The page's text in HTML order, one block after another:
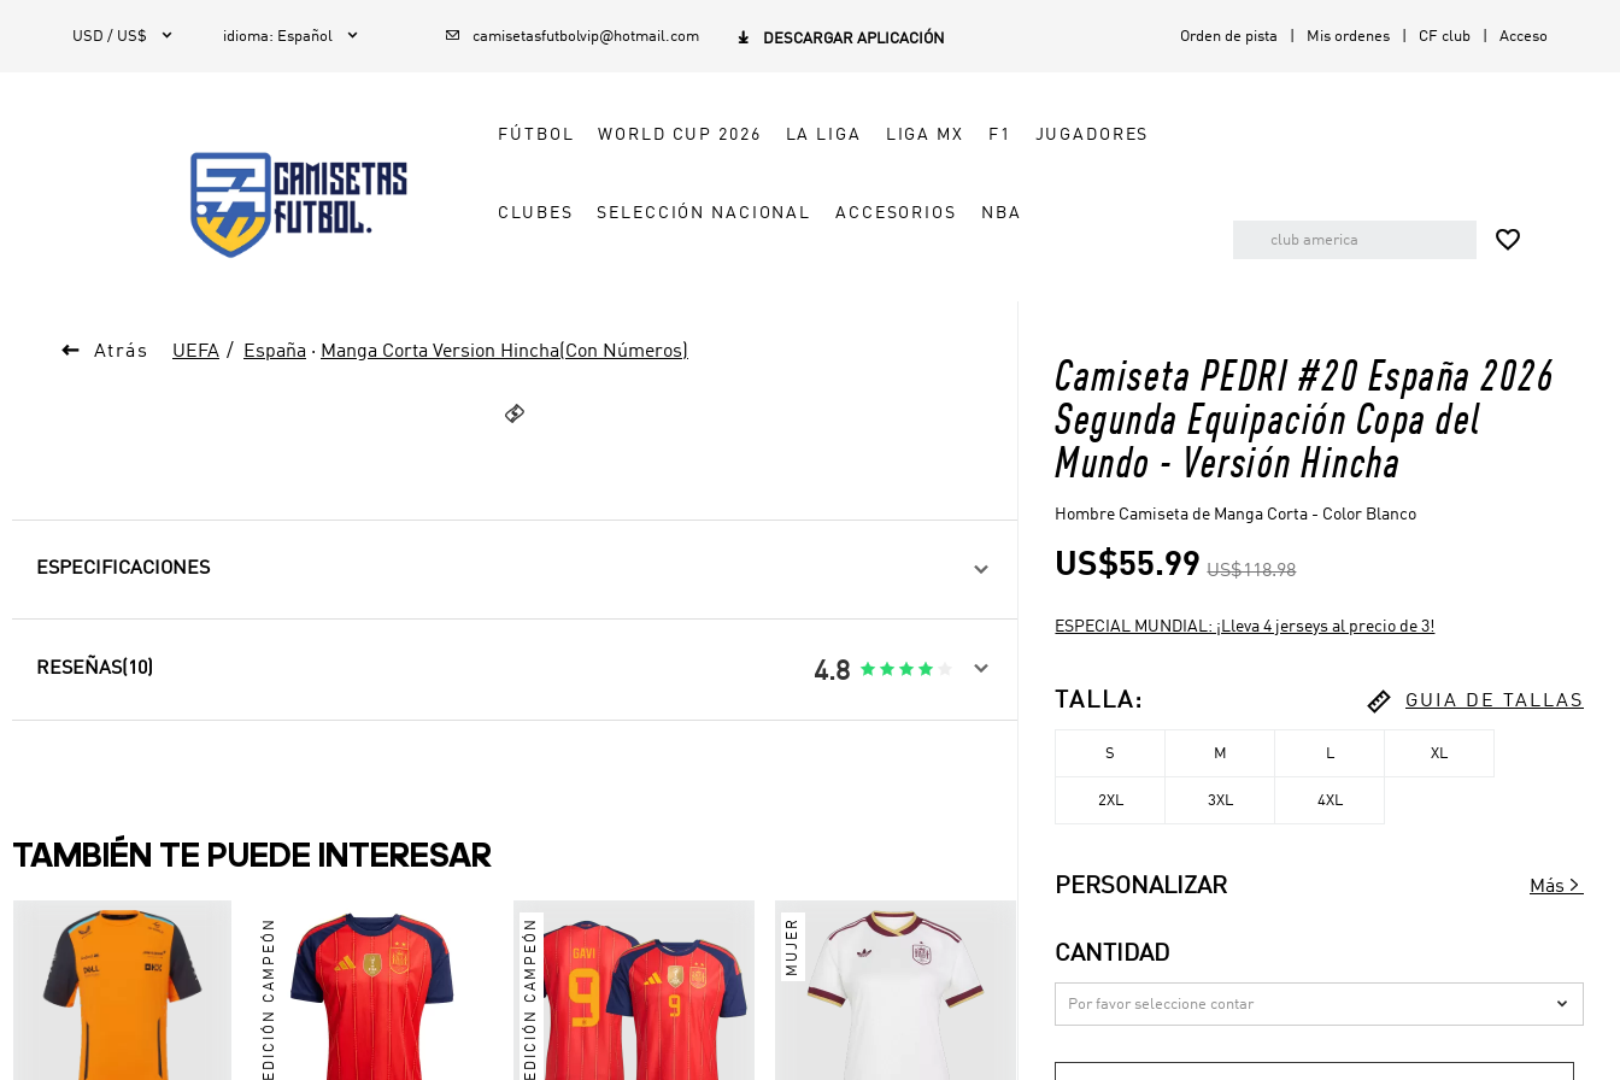
USD / US$  idioma: Español   camisetasfutbolvip@hotmail.com  DESCARGAR APLICACIÓN Orden de pista Mis ordenes CF club Acceso
FÚTBOL WORLD CUP 2026 LA LIGA LIGA MX F1 JUGADORES
CLUBES SELECCIÓN NACIONAL ACCESORIOS NBA

 Atrás UEFA España · Manga Corta Version Hincha(Con Números)

Camiseta PEDRI #20 España 2026
Segunda Equipación Copa del
Mundo - Versión Hincha
Hombre Camiseta de Manga Corta - Color Blanco
US$55.99 US$118.98
ESPECIAL MUNDIAL: ¡Lleva 4 jerseys al precio de 3!
TALLA:  GUIA DE TALLAS
S M XL
2XL 3XL 4XL
PERSONALIZAR Más 
CANTIDAD

ESPECIFICACIONES 
RESEÑAS(10) 4.8     
TAMBIÉN TE PUEDE INTERESAR
EDICIÓN CAMPEÓN EDICIÓN CAMPEÓN MUJER